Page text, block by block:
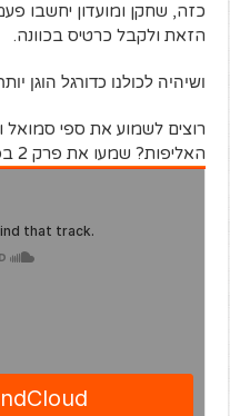
כזה, שחקן ומועדון יחשבו
הזאת ולקבל כרטיס בכוונה.
ושיהיה לכולנו כדורגל הוגן
רוצים לשמוע את ספי
האליפות? שמעו את פרק 2 בפודקאסט של הזווית 🙂